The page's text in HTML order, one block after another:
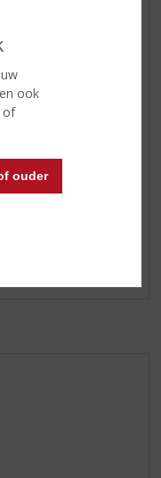
ook
of
ouder